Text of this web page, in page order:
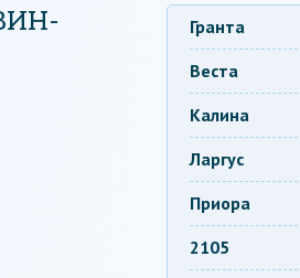
Гранта
Веста
Калина
Ларгус
Приора
2105